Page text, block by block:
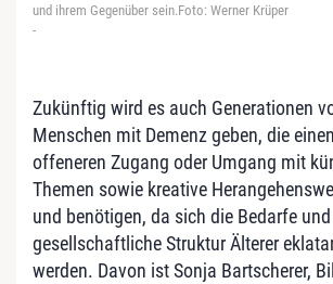
und ihrem Gegenüber sein.Foto: Werner Krüper
-
Zukünftig wird es auch Generationen
Menschen mit Demenz geben, die
offeneren Zugang oder Umgang mit
Themen sowie kreative
und benötigen, da sich die Bedarfe
gesellschaftliche Struktur Älterer
werden. Davon ist Sonja Bartscherer,